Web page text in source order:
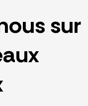
sur